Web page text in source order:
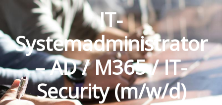
IT-
Systemadministrator
– AD / M365 / IT-
Security (m/w/d)